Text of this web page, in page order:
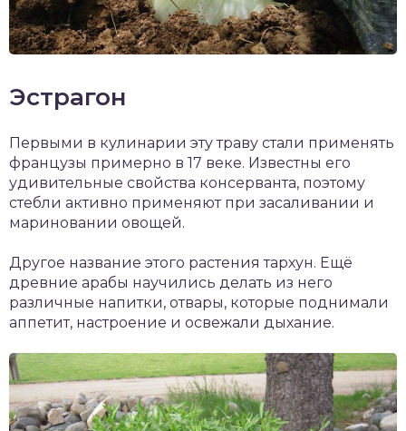
Эстрагон
Первыми в кулинарии эту траву стали применять
французы примерно в 17 веке. Известны его
удивительные свойства консерванта, поэтому
стебли активно применяют при засаливании и
мариновании овощей.
Другое название этого растения тархун. Ещё
древние арабы научились делать из него
различные напитки, отвары, которые поднимали
аппетит, настроение и освежали дыхание.